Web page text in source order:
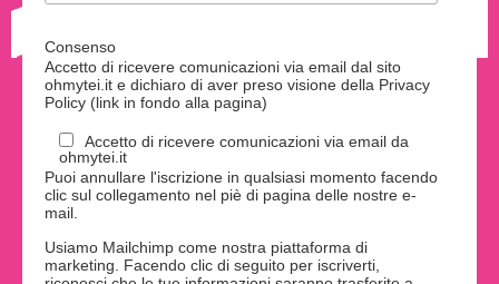
Consenso
Accetto di ricevere comunicazioni via email dal sito
ohmytei.it e dichiaro di aver preso visione della Privacy
Policy (link in fondo alla pagina)
Accetto di ricevere comunicazioni via email da
ohmytei.it
Puoi annullare l'iscrizione in qualsiasi momento facendo
clic sul collegamento nel piè di pagina delle nostre e-
mail.
Usiamo Mailchimp come nostra piattaforma di
marketing. Facendo clic di seguito per iscriverti,